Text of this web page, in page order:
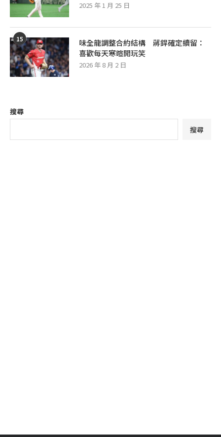
2025 年 1 月 25 日
15
味全龍調整合約結構 蔣銲確定續留：
喜歡每天寒暄開玩笑
2026 年 8 月 2 日
搜尋
搜尋